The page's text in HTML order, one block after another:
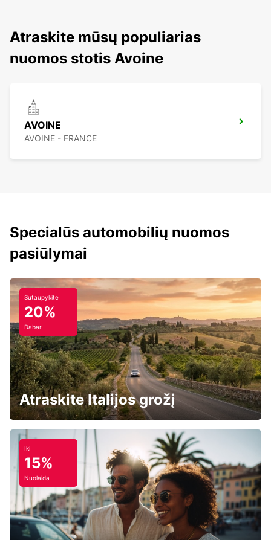
Atraskite mūsų populiarias
nuomos stotis Avoine
AVOINE
AVOINE - FRANCE
Specialūs automobilių nuomos
pasiūlymai
Sutaupykite
20%
Dabar
Atraskite Italijos grožį
Iki
15%
Nuolaida